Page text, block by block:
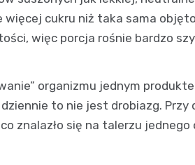
cukru niż taka sama
więc porcja rośnie bardzo
organizmu jednym
to nie jest drobiazg. Przy
znalazło się na talerzu jednego